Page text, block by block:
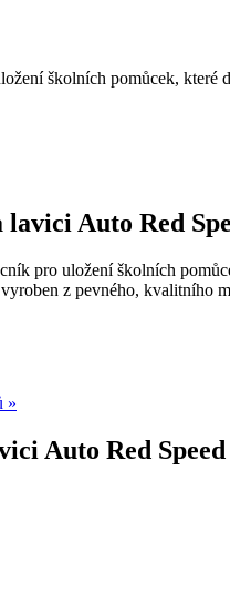
školních pomůcek, které
Auto Red
pro uložení školních
z pevného, kvalitního
»
Auto Red Speed